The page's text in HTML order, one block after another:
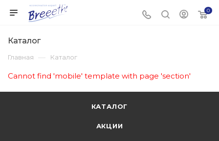
0
Каталог
Главная — Каталог
Cannot find 'mobile' template with page 'section'
КАТАЛОГ
АКЦИИ